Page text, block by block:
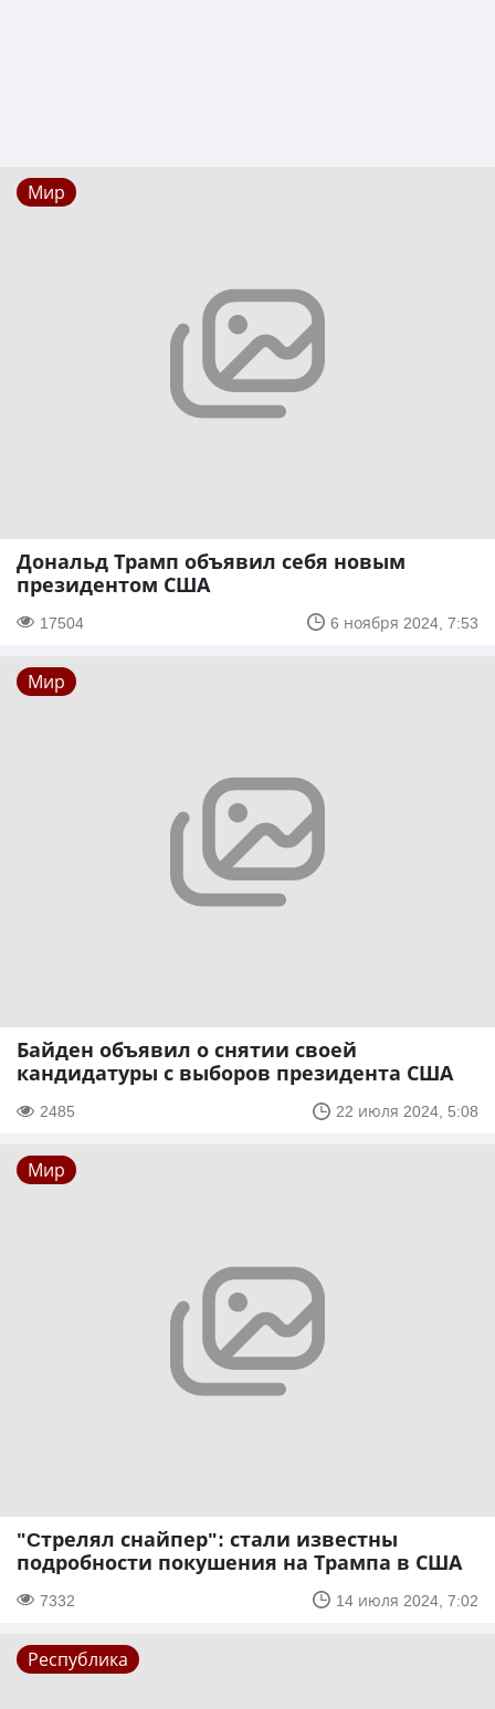
Мир
Дональд Трамп объявил себя новым
президентом США
17504 6 ноября 2024, 7:53
Мир
Байден объявил о снятии своей
кандидатуры с выборов президента США
2485 22 июля 2024, 5:08
Мир
"Cтрелял снайпер": стали известны
подробности покушения на Трампа в США
7332 14 июля 2024, 7:02
Республика